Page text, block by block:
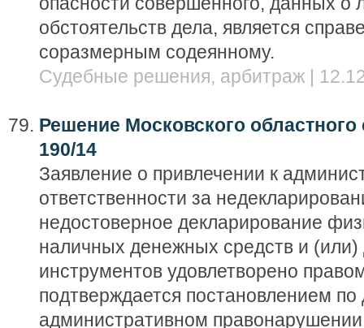
обстоятельств дела, является
соразмерным содеянному.
Судебные решения, арбитраж |
Решение Московского областного
190/14
Заявление о привлечении к
ответственности за
недостоверное декларирование
наличных денежных средств и
инструментов удовлетворено
подтверждается постановлением по
административном